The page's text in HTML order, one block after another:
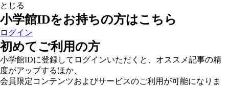
とじる
小学館IDをお持ちの方はこちら
ログイン
初めてご利用の方
小学館IDに登録してログインいただくと、オススメ記事の精
度がアップするほか、
会員限定コンテンツおよびサービスのご利用が可能になりま